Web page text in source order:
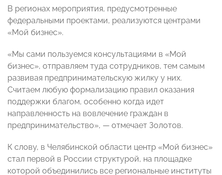
В регионах мероприятия, предусмотренные
федеральными проектами, реализуются центрами
«Мой бизнес».
«Мы сами пользуемся консультациями в «Мой
бизнес», отправляем туда сотрудников, тем самым
развивая предпринимательскую жилку у них.
Считаем любую формализацию правил оказания
поддержки благом, особенно когда идет
направленность на вовлечение граждан в
предпринимательство», — отмечает Золотов.
К слову, в Челябинской области центр «Мой бизнес»
стал первой в России структурой, на площадке
которой объединились все региональные институты